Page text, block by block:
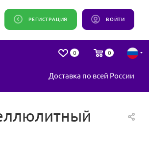
ВОЙТИ
РЕГИСТРАЦИЯ
0 0
Доставка по всей России